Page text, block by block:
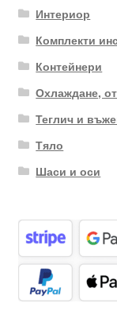
Интериор
Комплекти
Контейнери
Охлаждане,
Теглич и
Тяло
Шаси и оси